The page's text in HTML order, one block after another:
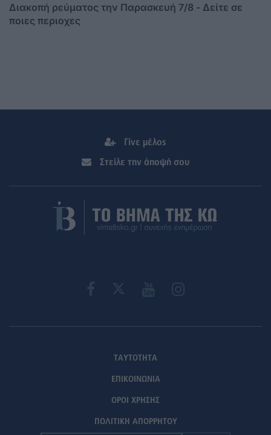
Διακοπή ρεύματος την Παρασκευή 7/8 - Δείτε σε
ποιες περιοχες
Γίνε μέλος
Στείλε την άποψή σου
ΤΑΥΤΟΤΗΤΑ
ΕΠΙΚΟΙΝΩΝΙΑ
ΟΡΟΙ ΧΡΗΣΗΣ
ΠΟΛΙΤΙΚΗ ΑΠΟΡΡΗΤΟΥ